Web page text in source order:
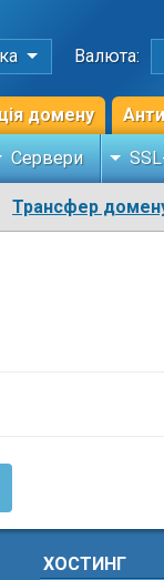
Валюта:
домену
Сервери
Трансфер
ХОСТИНГ